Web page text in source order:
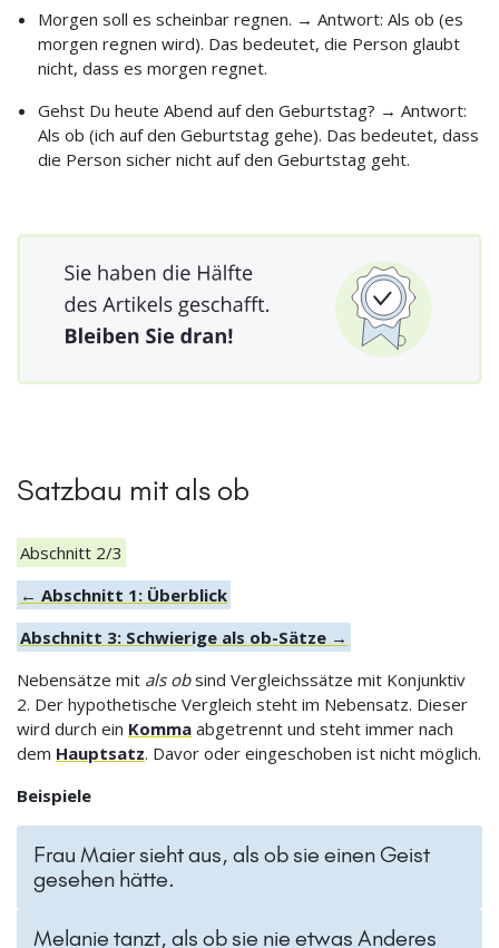
Morgen soll es scheinbar regnen. → Antwort: Als ob (es
morgen regnen wird). Das bedeutet, die Person glaubt
nicht, dass es morgen regnet.
Gehst Du heute Abend auf den Geburtstag? → Antwort:
Als ob (ich auf den Geburtstag gehe). Das bedeutet, dass
die Person sicher nicht auf den Geburtstag geht.
Satzbau mit als ob
Abschnitt 2/3
← Abschnitt 1: Überblick
Abschnitt 3: Schwierige als ob-Sätze →
Nebensätze mit als obsind Vergleichssätze mit Konjunktiv
2. Der hypothetische Vergleich steht im Nebensatz. Dieser
wird durch ein Komma abgetrennt und steht immer nach
dem Hauptsatz. Davor oder eingeschoben ist nicht möglich.
Beispiele
Frau Maier sieht aus, als ob sie einen Geist
gesehen hätte.
Melanie tanzt, als ob sie nie etwas Anderes